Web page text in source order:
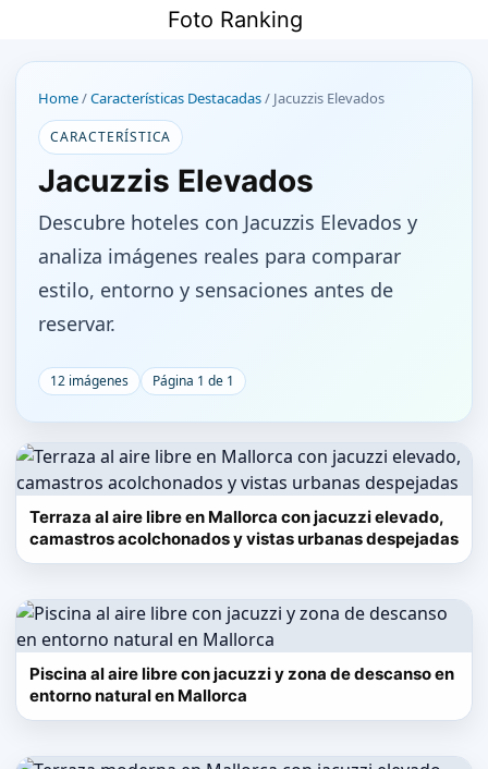
contenido
Foto Ranking
Home/Características Destacadas/ Jacuzzis Elevados
CARACTERÍSTICA
Jacuzzis Elevados
Descubre hoteles con Jacuzzis Elevados y
analiza imágenes reales para comparar
estilo, entorno y sensaciones antes de
reservar.
12 imágenes Página 1 de 1
Terraza al aire libre en Mallorca con jacuzzi elevado,
camastros acolchonados y vistas urbanas despejadas
Piscina al aire libre con jacuzzi y zona de descanso en
entorno natural en Mallorca